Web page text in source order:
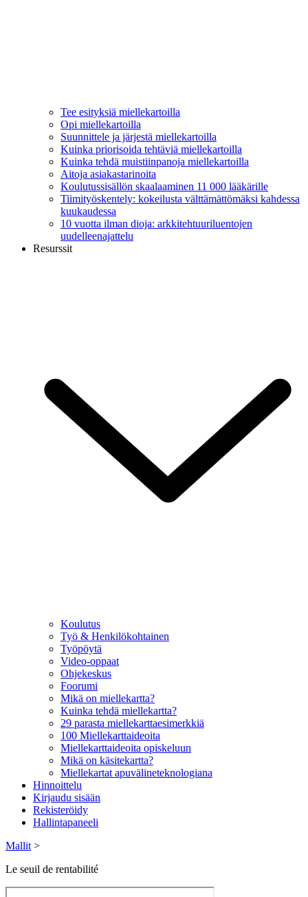
Tee esityksiä miellekartoilla
Opi miellekartoilla
Suunnittele ja järjestä miellekartoilla
Kuinka priorisoida tehtäviä miellekartoilla
Kuinka tehdä muistiinpanoja miellekartoilla
Aitoja asiakastarinoita
Koulutussisällön skaalaaminen 11 000 lääkärille
Tiimityöskentely: kokeilusta välttämättömäksi kahdessa
kuukaudessa
10 vuotta ilman dioja: arkkitehtuuriluentojen
uudelleenajattelu
Resurssit
Koulutus
Työ & Henkilökohtainen
Työpöytä
Video-oppaat
Ohjekeskus
Foorumi
Mikä on miellekartta?
Kuinka tehdä miellekartta?
29 parasta miellekarttaesimerkkiä
100 Miellekarttaideoita
Miellekarttaideoita opiskeluun
Mikä on käsitekartta?
Miellekartat apuvälineteknologiana
Hinnoittelu
Kirjaudu sisään
Rekisteröidy
Hallintapaneeli
Mallit >
Le seuil de rentabilité